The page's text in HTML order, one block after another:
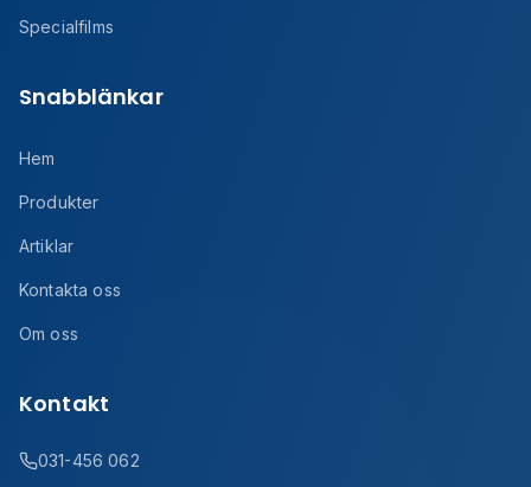
Specialfilms
Snabblänkar
Hem
Produkter
Artiklar
Kontakta oss
Om oss
Kontakt
031-456 062